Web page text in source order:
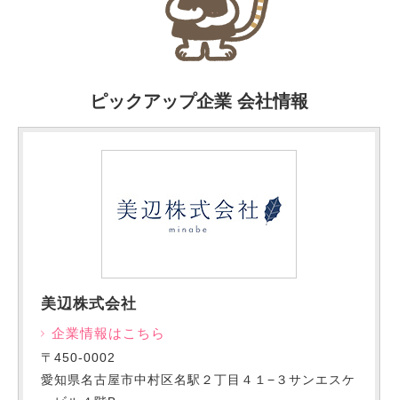
ピックアップ企業 会社情報
美辺株式会社
企業情報はこちら
〒450-0002
愛知県名古屋市中村区名駅２丁目４１−３サンエスケ